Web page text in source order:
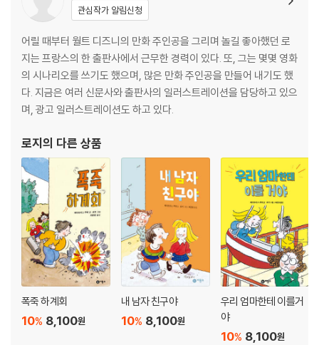
관심작가 알림신청
어릴 때부터 월트 디즈니의 만화 주인공을 그리며 놀길 좋아했던 로
지는 프랑스의 한 출판사에서 근무한 경력이 있다. 또, 그는 몇몇 영화
의 시나리오를 쓰기도 했으며, 많은 만화 주인공을 만들어 내기도 했
다. 지금은 여러 신문사와 출판사의 일러스트레이션을 담당하고 있으
며, 광고 일러스트레이션도 하고 있다.
로지 의 다른 상품
폭죽 하계회
8,100원
10%
내 남자 친구야
8,100원
10%
우리 엄마한테 이를거
야
8,100원
10%